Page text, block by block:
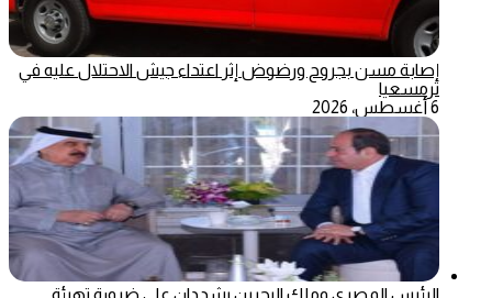
إصابة مسن بجروح ورضوض إثر اعتداء جيش الاحتلال عليه في
ترمسعيا
6 أغسطس، 2026